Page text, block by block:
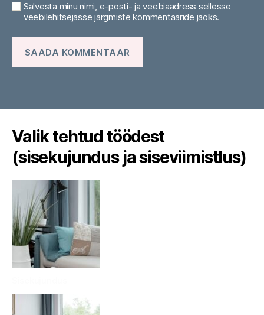
Salvesta minu nimi, e-posti- ja veebiaadress sellesse
veebilehitsejasse järgmiste kommentaaride jaoks.
Valik tehtud töödest
(sisekujundus ja siseviimistlus)